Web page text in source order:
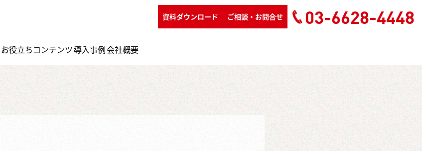
資料ダウンロード ご相談・お問合せ 03-6628-4448
お役立ちコンテンツ導入事例会社概要